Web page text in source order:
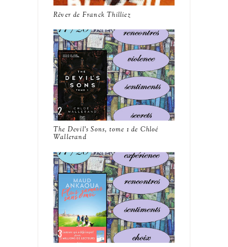
Rêver de Franck Thilliez
The Devil's Sons, tome 1 de Chloé
Wallerand